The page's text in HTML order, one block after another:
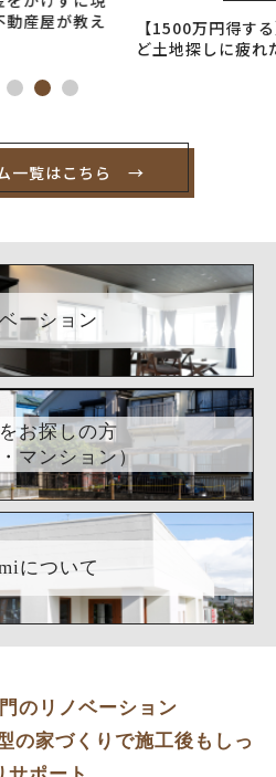
マイホームが欲しいけ
あなたが次にやること
住まい
ルの特
一覧はこちら →
ーション
お探しの方
マンション）
について
のリノベーション
の家づくりで施工後もしっ